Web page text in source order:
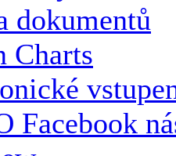
dokumentů
Charts
Facebook